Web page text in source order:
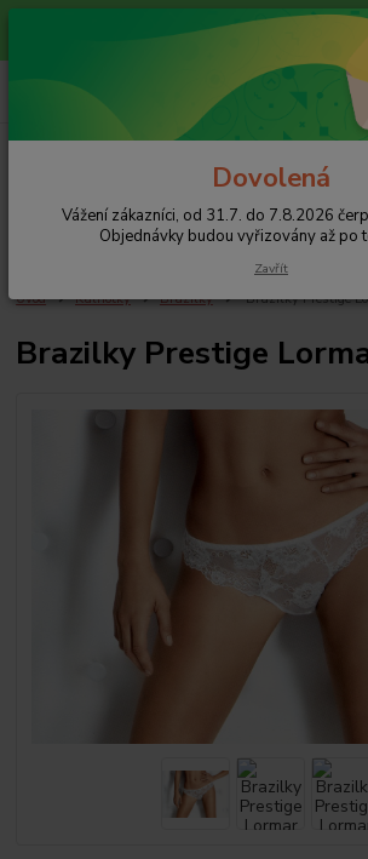
Vážení zákazníci, od 31.7. do 7.8.2026
Objednávky budou vyřizovány až po
+420 608 754 282
pište email, pokud nezvedám tel.
Úvod Kalhotky Brazilky Brazilky Prestige
Brazilky Prestige
Dovolená
Vážení zákazníci, od 31.7. do 7.8.2026
Objednávky budou vyřizovány až po
Zavřít